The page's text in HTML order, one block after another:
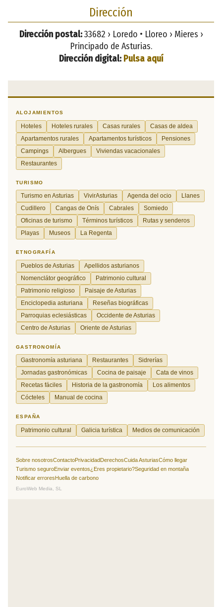
Dirección
Dirección postal:33682 › Loredo • Lloreo › Mieres ›
Principado de Asturias.
Dirección digital: Pulsa aquí